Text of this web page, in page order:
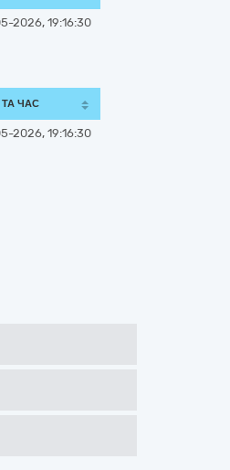
2026, 19:16:30
ТА ЧАС
2026, 19:16:30